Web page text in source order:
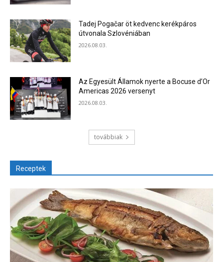
Tadej Pogačar öt kedvenc kerékpáros
útvonala Szlovéniában
2026.08.03.
Az Egyesült Államok nyerte a Bocuse d’Or
Americas 2026 versenyt
2026.08.03.
továbbiak
Receptek